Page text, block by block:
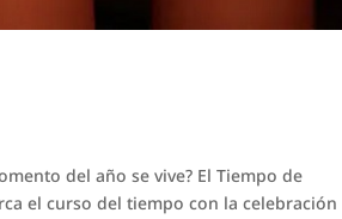
del año se vive? El Tiempo de
el curso del tiempo con la celebración